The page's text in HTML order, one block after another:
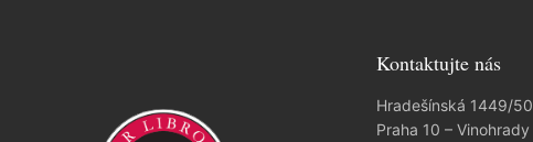
Kontaktujte nás
Hradešínská 1449/50
Praha 10 – Vinohrady